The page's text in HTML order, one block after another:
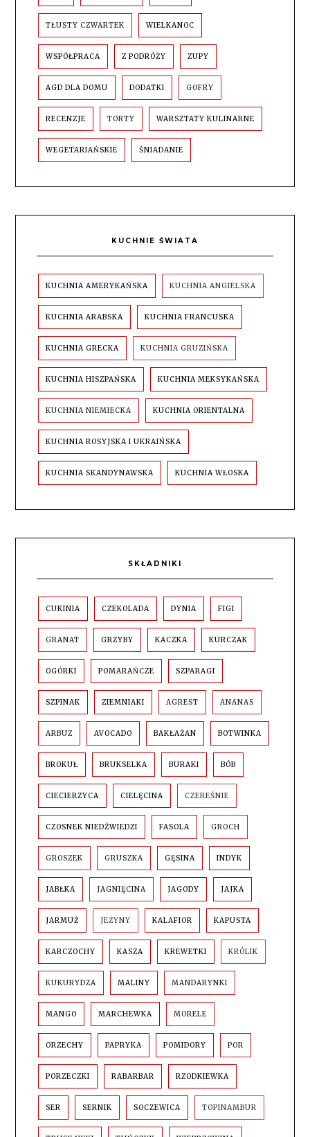
TŁUSTY CZWARTEK WIELKANOC
WSPÓŁPRACA Z PODRÓŻY ZUPY
AGD DLA DOMU DODATKI GOFRY
RECENZJE TORTY WARSZTATY KULINARNE
WEGETARIAŃSKIE ŚNIADANIE
KUCHNIE ŚWIATA
KUCHNIA AMERYKAŃSKA KUCHNIA ANGIELSKA
KUCHNIA ARABSKA KUCHNIA FRANCUSKA
KUCHNIA GRECKA KUCHNIA GRUZIŃSKA
KUCHNIA HISZPAŃSKA KUCHNIA MEKSYKAŃSKA
KUCHNIA NIEMIECKA KUCHNIA ORIENTALNA
KUCHNIA ROSYJSKA I UKRAIŃSKA
KUCHNIA SKANDYNAWSKA KUCHNIA WŁOSKA
SKŁADNIKI
CUKINIA CZEKOLADA DYNIA FIGI
GRANAT GRZYBY KACZKA KURCZAK
OGÓRKI POMARAŃCZE SZPARAGI
SZPINAK ZIEMNIAKI AGREST ANANAS
ARBUZ AVOCADO BAKŁAŻAN BOTWINKA
BROKUŁ BRUKSELKA BURAKI BÓB
CIECIERZYCA CIELĘCINA CZEREŚNIE
CZOSNEK NIEDŹWIEDZI FASOLA GROCH
GROSZEK GRUSZKA GĘSINA INDYK
JABŁKA JAGNIĘCINA JAGODY JAJKA
JARMUŻ JEŻYNY KALAFIOR KAPUSTA
KARCZOCHY KASZA KREWETKI KRÓLIK
KUKURYDZA MALINY MANDARYNKI
MANGO MARCHEWKA MORELE
ORZECHY PAPRYKA POMIDORY POR
PORZECZKI RABARBAR RZODKIEWKA
SER SERNIK SOCZEWICA TOPINAMBUR